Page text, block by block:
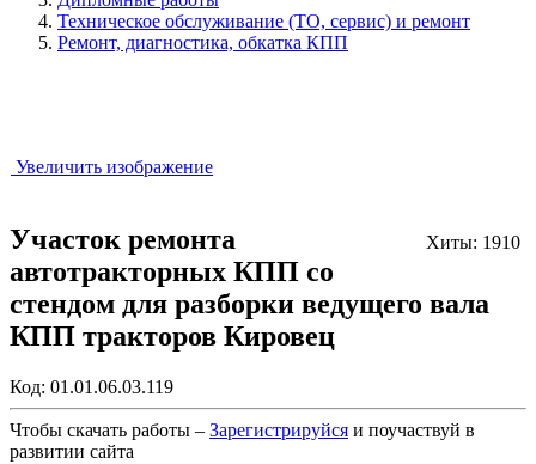
Техническое обслуживание (ТО, сервис) и ремонт
Ремонт, диагностика, обкатка КПП
Увеличить изображение
Хиты: 1910
Участок ремонта
автотракторных КПП со
стендом для разборки ведущего вала
КПП тракторов Кировец
Код: 01.01.06.03.119
Чтобы скачать работы – Зарегистрируйся и поучаствуй в
развитии сайта